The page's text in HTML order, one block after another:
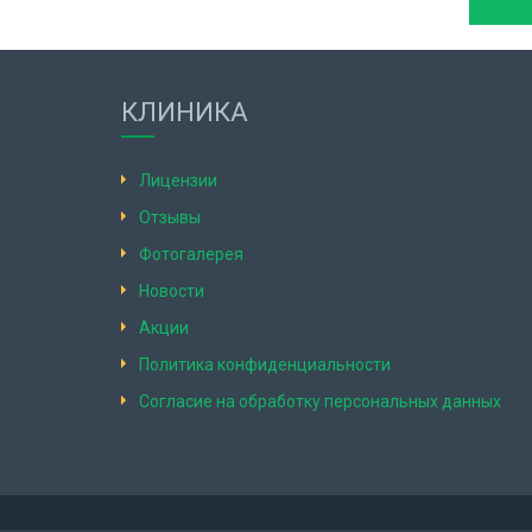
КЛИНИКА
Лицензии
Отзывы
Фотогалерея
Новости
Акции
Политика конфиденциальности
Согласие на обработку персональных данных